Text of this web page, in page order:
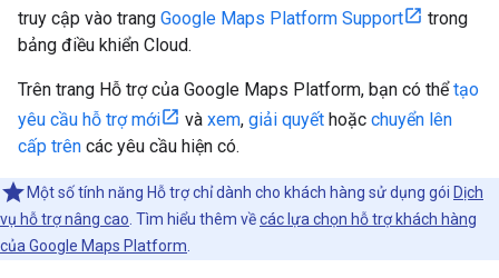
truy cập vào trang Google Maps Platform Support
trong
bảng điều khiển Cloud.
Trên trang Hỗ trợ của Google Maps Platform, bạn có thểtạo
yêu cầu hỗ trợ mới
và xem, giải quyết hoặc chuyển lên
cấp trên các yêu cầu hiện có.
Một số tính năng Hỗ trợ chỉ dành cho khách hàng sử dụng gói Dịch
vụ hỗ trợ nâng cao . Tìm hiểu thêm vềcác lựa chọn hỗ trợ khách hàng
của Google Maps Platform